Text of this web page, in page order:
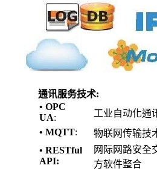
通讯服务技术:
• OPC
UA:
工业自动化通
• MQTT:
物联网传输技
• RESTful
API:
网际网路安全
方软件整合